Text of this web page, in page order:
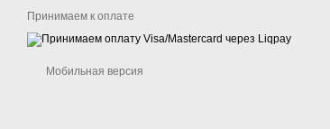
Принимаем к оплате
Мобильная версия